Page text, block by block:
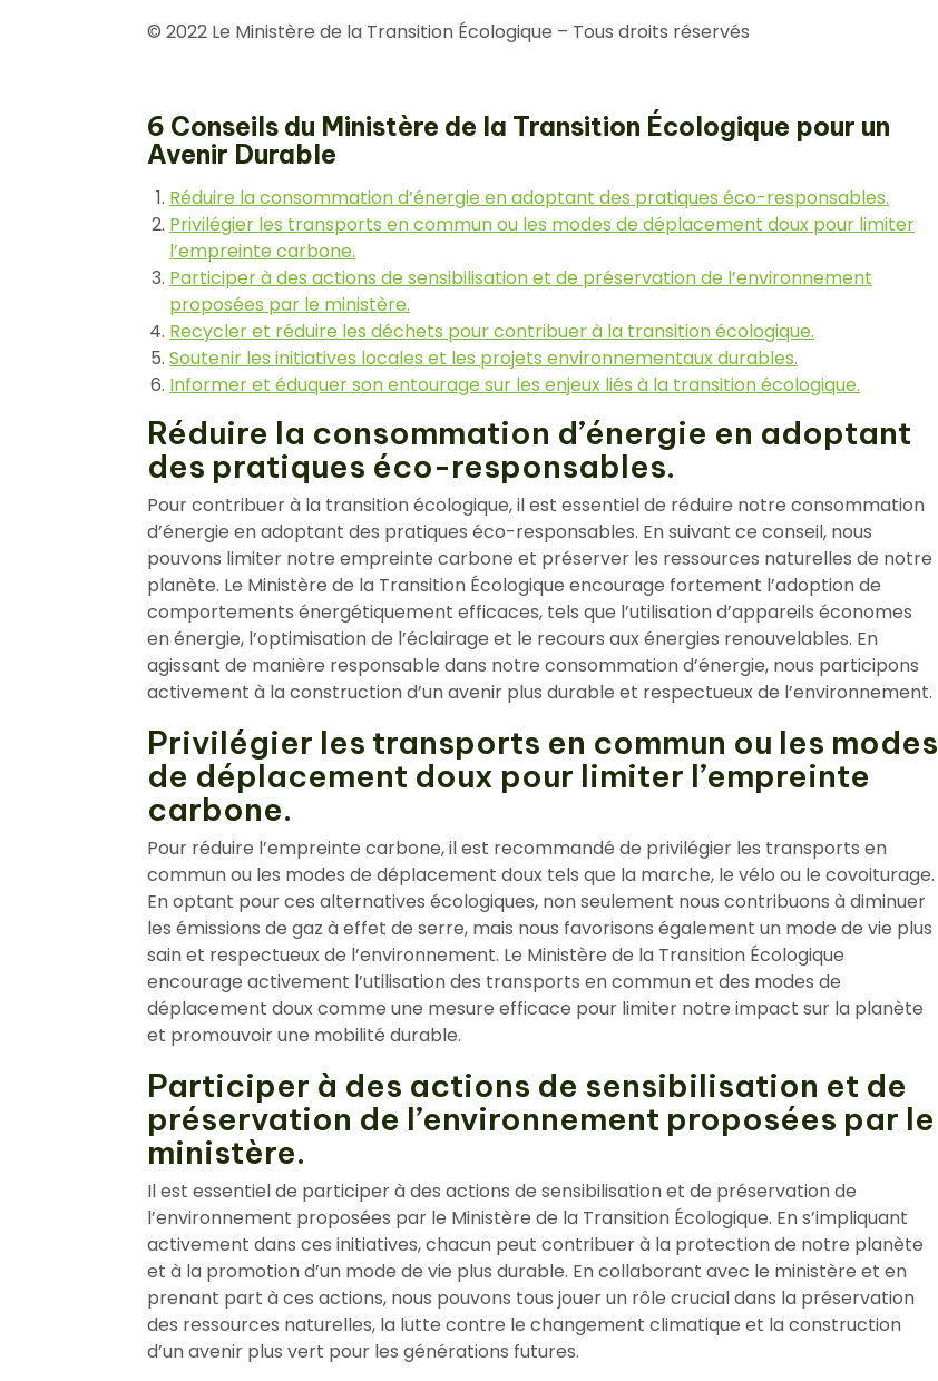
© 2022 Le Ministère de la Transition Écologique – Tous droits réservés
6 Conseils du Ministère de la Transition Écologique pour un
Avenir Durable
Réduire la consommation d’énergie en adoptant des pratiques éco-responsables.
Privilégier les transports en commun ou les modes de déplacement doux pour limiter
l’empreinte carbone.
Participer à des actions de sensibilisation et de préservation de l’environnement
proposées par le ministère.
Recycler et réduire les déchets pour contribuer à la transition écologique.
Soutenir les initiatives locales et les projets environnementaux durables.
Informer et éduquer son entourage sur les enjeux liés à la transition écologique.
Réduire la consommation d’énergie en adoptant
des pratiques éco-responsables.
Pour contribuer à la transition écologique, il est essentiel de réduire notre consommation
d’énergie en adoptant des pratiques éco-responsables. En suivant ce conseil, nous
pouvons limiter notre empreinte carbone et préserver les ressources naturelles de notre
planète. Le Ministère de la Transition Écologique encourage fortement l’adoption de
comportements énergétiquement efficaces, tels que l’utilisation d’appareils économes
en énergie, l’optimisation de l’éclairage et le recours aux énergies renouvelables. En
agissant de manière responsable dans notre consommation d’énergie, nous participons
activement à la construction d’un avenir plus durable et respectueux de l’environnement.
Privilégier les transports en commun ou les modes
de déplacement doux pour limiter l’empreinte
carbone.
Pour réduire l’empreinte carbone, il est recommandé de privilégier les transports en
commun ou les modes de déplacement doux tels que la marche, le vélo ou le covoiturage.
En optant pour ces alternatives écologiques, non seulement nous contribuons à diminuer
les émissions de gaz à effet de serre, mais nous favorisons également un mode de vie plus
sain et respectueux de l’environnement. Le Ministère de la Transition Écologique
encourage activement l’utilisation des transports en commun et des modes de
déplacement doux comme une mesure efficace pour limiter notre impact sur la planète
et promouvoir une mobilité durable.
Participer à des actions de sensibilisation et de
préservation de l’environnement proposées par le
ministère.
Il est essentiel de participer à des actions de sensibilisation et de préservation de
l’environnement proposées par le Ministère de la Transition Écologique. En s’impliquant
activement dans ces initiatives, chacun peut contribuer à la protection de notre planète
et à la promotion d’un mode de vie plus durable. En collaborant avec le ministère et en
prenant part à ces actions, nous pouvons tous jouer un rôle crucial dans la préservation
des ressources naturelles, la lutte contre le changement climatique et la construction
d’un avenir plus vert pour les générations futures.